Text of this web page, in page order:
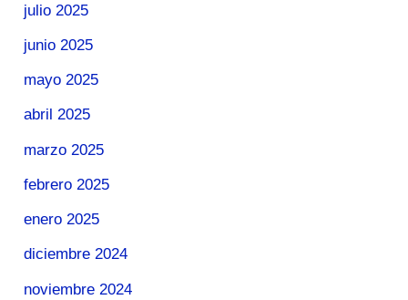
julio 2025
junio 2025
mayo 2025
abril 2025
marzo 2025
febrero 2025
enero 2025
diciembre 2024
noviembre 2024